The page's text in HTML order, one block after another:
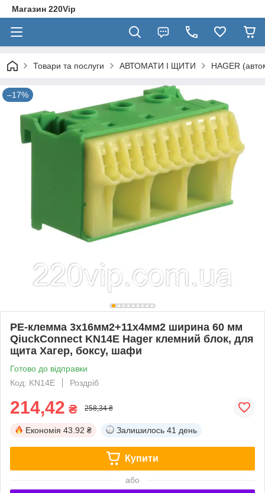
Магазин 220Vip
Товари та послуги АВТОМАТИ І ЩИТИ HAGER
–17%
PE-клемма 3x16мм2+11x4мм2 ширина 60 мм
QiuckConnect KN14E Hager клемний блок, для
щита Хагер, боксу, шафи
Готово до відправки
Код: KN14E
Роздріб
214,42 ₴ 258,34 ₴
Економія 43.92 ₴ Залишилось 41 день
Купити
або